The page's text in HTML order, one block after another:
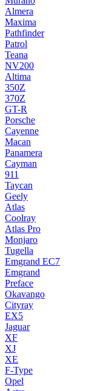
Almera
Maxima
Pathfinder
Patrol
Teana
NV200
Altima
350Z
370Z
GT-R
Porsche
Cayenne
Macan
Panamera
Cayman
911
Taycan
Geely
Atlas
Coolray
Atlas Pro
Monjaro
Tugella
Emgrand EC7
Emgrand
Preface
Okavango
Cityray
EX5
Jaguar
XF
XJ
XE
F-Type
Opel